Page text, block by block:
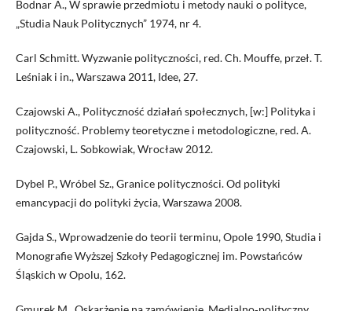
Bodnar A., W sprawie przedmiotu i metody nauki o polityce,
„Studia Nauk Politycznych” 1974, nr 4.
Carl Schmitt. Wyzwanie polityczności, red. Ch. Mouffe, przeł. T.
Leśniak i in., Warszawa 2011, Idee, 27.
Czajowski A., Polityczność działań społecznych, [w:] Polityka i
polityczność. Problemy teoretyczne i metodologiczne, red. A.
Czajowski, L. Sobkowiak, Wrocław 2012.
Dybel P., Wróbel Sz., Granice polityczności. Od polityki
emancypacji do polityki życia, Warszawa 2008.
Gajda S., Wprowadzenie do teorii terminu, Opole 1990, Studia i
Monografie Wyższej Szkoły Pedagogicznej im. Powstańców
Śląskich w Opolu, 162.